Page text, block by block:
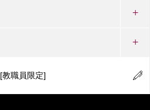
[教職員限定]